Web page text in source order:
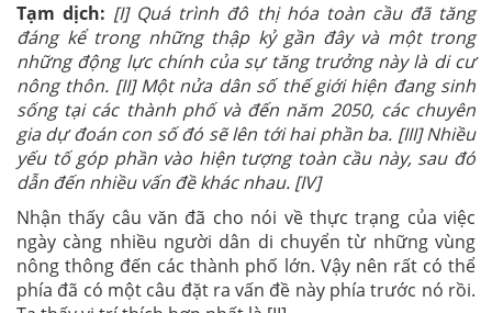
Tạm dịch: [I] Quá trình đô thị hóa toàn cầu đã tăng
đáng kể trong những thập kỷ gần đây và một trong
những động lực chính của sự tăng trưởng này là di cư
nông thôn. [II] Một nửa dân số thế giới hiện đang sinh
sống tại các thành phố và đến năm 2050, các chuyên
gia dự đoán con số đó sẽ lên tới hai phần ba. [III] Nhiều
yếu tố góp phần vào hiện tượng toàn cầu này, sau đó
dẫn đến nhiều vấn đề khác nhau. [IV]
Nhận thấy câu văn đã cho nói về thực trạng của việc
ngày càng nhiều người dân di chuyển từ những vùng
nông thông đến các thành phố lớn. Vậy nên rất có thể
phía đã có một câu đặt ra vấn đề này phía trước nó rồi.